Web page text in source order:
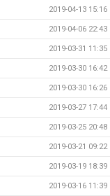
2019-04-13 15:16
2019-04-06 22:43
2019-03-31 11:35
2019-03-30 16:42
2019-03-30 16:26
2019-03-27 17:44
2019-03-25 20:48
2019-03-21 09:22
2019-03-19 18:39
2019-03-16 11:39